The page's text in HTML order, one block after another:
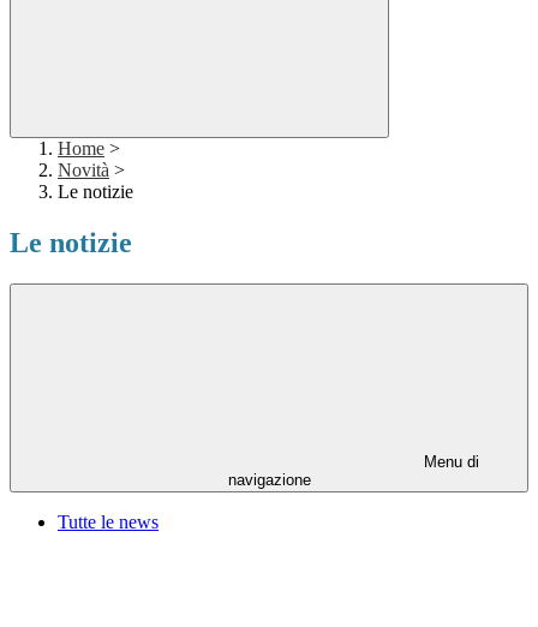
Home >
Novità >
Le notizie
Le notizie
Menu di
navigazione
Tutte le news